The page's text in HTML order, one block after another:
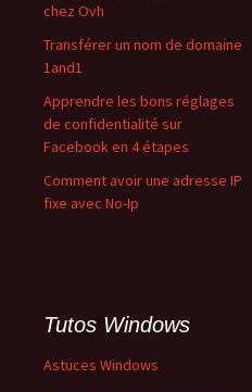
chez Ovh
Transférer un nom de domaine
1and1
Apprendre les bons réglages
de confidentialité sur
Facebook en 4 étapes
Comment avoir une adresse IP
fixe avec No-Ip
Tutos Windows
Astuces Windows